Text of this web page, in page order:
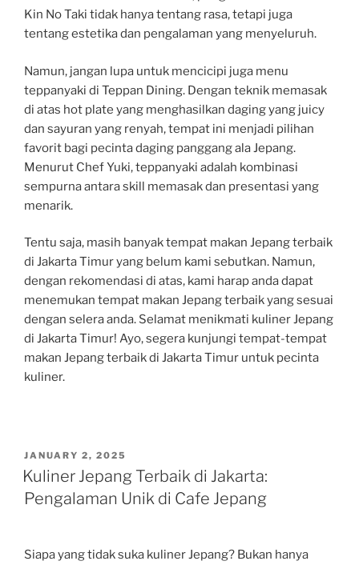
Kin No Taki tidak hanya tentang rasa, tetapi juga
tentang estetika dan pengalaman yang menyeluruh.
Namun, jangan lupa untuk mencicipi juga menu
teppanyaki di Teppan Dining. Dengan teknik memasak
di atas hot plate yang menghasilkan daging yang juicy
dan sayuran yang renyah, tempat ini menjadi pilihan
favorit bagi pecinta daging panggang ala Jepang.
Menurut Chef Yuki, teppanyaki adalah kombinasi
sempurna antara skill memasak dan presentasi yang
menarik.
Tentu saja, masih banyak tempat makan Jepang terbaik
di Jakarta Timur yang belum kami sebutkan. Namun,
dengan rekomendasi di atas, kami harap anda dapat
menemukan tempat makan Jepang terbaik yang sesuai
dengan selera anda. Selamat menikmati kuliner Jepang
di Jakarta Timur! Ayo, segera kunjungi tempat-tempat
makan Jepang terbaik di Jakarta Timur untuk pecinta
kuliner.
POSTED
ON
JANUARY 2, 2025
Kuliner Jepang Terbaik di Jakarta:
Pengalaman Unik di Cafe Jepang
Siapa yang tidak suka kuliner Jepang? Bukan hanya